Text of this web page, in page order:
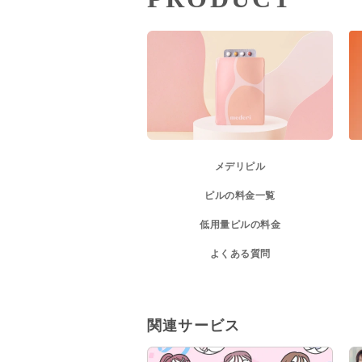
メデリピル
ピルの料金一覧
低用量ピルの料金
よくある質問
関連サービス